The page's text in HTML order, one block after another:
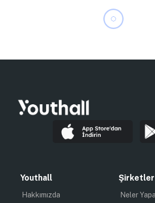
Çıkmak İçin 4